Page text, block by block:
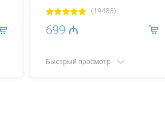
(19485)
699 ₼
Быстрый просмотр